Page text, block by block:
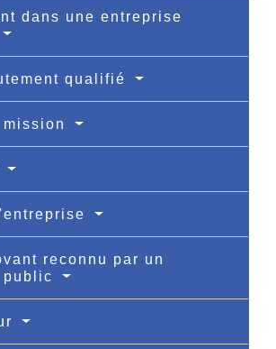
dans une entreprise
qualifié
reconnu par un
public